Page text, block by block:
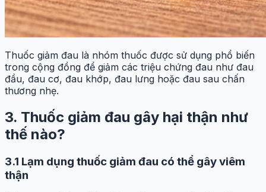
Thuốc giảm đau là nhóm thuốc được sử dụng phổ biến
trong cộng đồng để giảm các triệu chứng đau như đau
đầu, đau cơ, đau khớp, đau lưng hoặc đau sau chấn
thương nhẹ.
3. Thuốc giảm đau gây hại thận như
thế nào?
3.1 Lạm dụng thuốc giảm đau có thể gây viêm
thận